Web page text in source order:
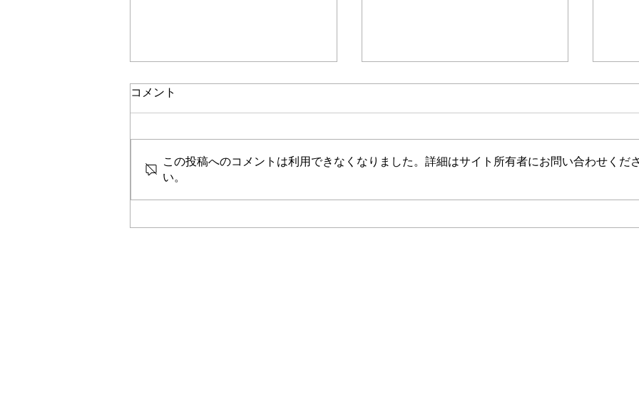
夏季休業のお知らせ GW休業のお知らせ 価
コメント
この投稿へのコメントは利用できなくなりました。詳細はサイト所有者にお問い合わせくださ
い。